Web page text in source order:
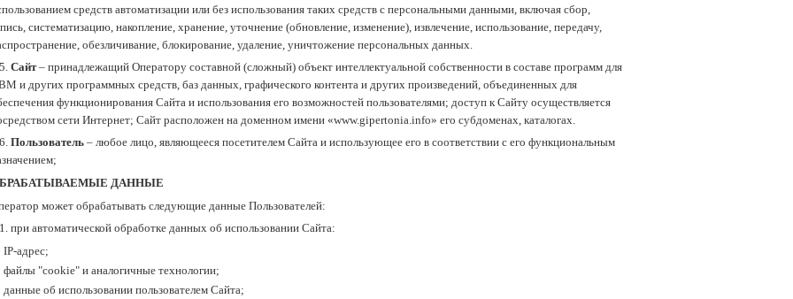
средств автоматизации или без использования таких средств с персональными данными, включая сбор,
систематизацию, накопление, хранение, уточнение (обновление, изменение), извлечение, использование, передачу,
обезличивание, блокирование, удаление, уничтожение персональных данных.
Сайт– принадлежащий Оператору составной (сложный) объект интеллектуальной собственности в составе программ для
и других программных средств, баз данных, графического контента и других произведений, объединенных для
функционирования Сайта и использования его возможностей пользователями; доступ к Сайту осуществляется
сети Интернет; Сайт расположен на доменном имени «www.gipertonia.info» его субдоменах, каталогах.
Пользователь – любое лицо, являющееся посетителем Сайта и использующее его в соответствии с его функциональным
ДАННЫЕ
может обрабатывать следующие данные Пользователей:
при автоматической обработке данных об использовании Сайта:
IP-адрес;
файлы "cookie" и аналогичные технологии;
данные об использовании пользователем Сайта;